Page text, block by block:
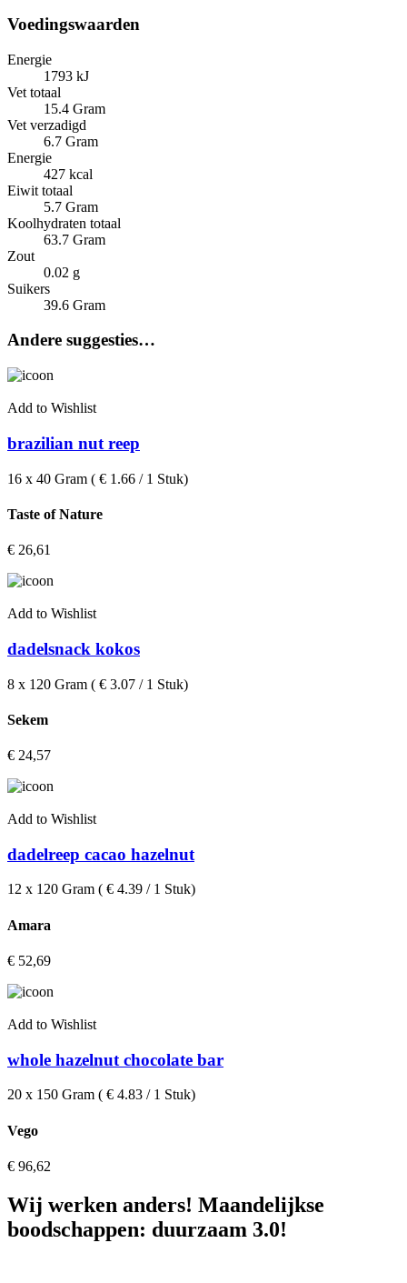
Voedingswaarden
Energie
1793 kJ
Vet totaal
15.4 Gram
Vet verzadigd
6.7 Gram
Energie
427 kcal
Eiwit totaal
5.7 Gram
Koolhydraten totaal
63.7 Gram
Zout
0.02 g
Suikers
39.6 Gram
Andere suggesties…
Add to Wishlist
brazilian nut reep
16 x 40 Gram ( € 1.66 / 1 Stuk)
Taste of Nature
€ 26,61
Add to Wishlist
dadelsnack kokos
8 x 120 Gram ( € 3.07 / 1 Stuk)
Sekem
€ 24,57
Add to Wishlist
dadelreep cacao hazelnut
12 x 120 Gram ( € 4.39 / 1 Stuk)
Amara
€ 52,69
Add to Wishlist
whole hazelnut chocolate bar
20 x 150 Gram ( € 4.83 / 1 Stuk)
Vego
€ 96,62
Wij werken anders! Maandelijkse
boodschappen: duurzaam 3.0!